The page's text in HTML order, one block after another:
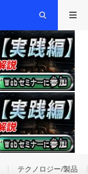
テクノロジー/製品